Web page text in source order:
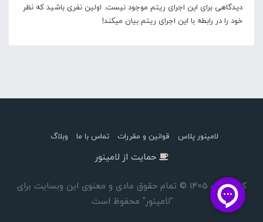
دیدگاهی برای این اجرای ریتم موجود نیست. اولین نفری باشید که نظر
خود را در رابطه با این اجرای ریتم بیان میکند!
لامینور پلاس قوانین و مقررات تماس با ما وبلاگ
حمایت از لامینور
کپی رایت 1405 © تمام حقوق مادی و معنوی این وبسایت برای
"لامینور" محفوظ است.